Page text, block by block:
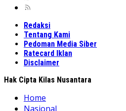
Redaksi
Tentang Kami
Pedoman Media Siber
Ratecard Iklan
Disclaimer
Hak Cipta Kilas Nusantara
Home
Nasional